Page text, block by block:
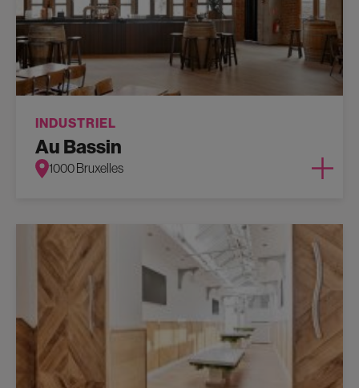
INDUSTRIEL
Au Bassin
1000 Bruxelles